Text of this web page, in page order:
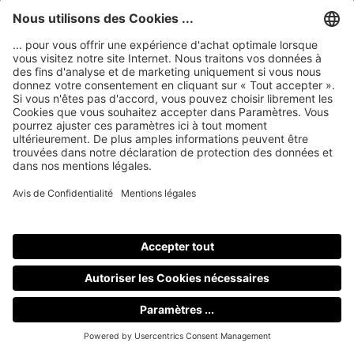
Téléchargements
Manuals & data
Prospekt nuLine
Bedienungsanleitung
Free take-back of old appliances